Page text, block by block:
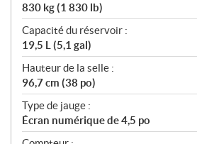
830 kg (1 830 lb)
Capacité du réservoir :
19,5 L (5,1 gal)
Hauteur de la selle :
96,7 cm (38 po)
Type de jauge :
Écran numérique de 4,5 po